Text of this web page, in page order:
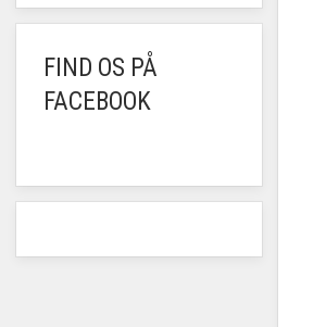
FIND OS PÅ
FACEBOOK